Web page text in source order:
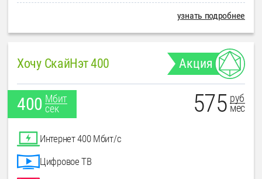
узнать подробнее
Хочу СкайНэт 400 Акция
400 Мбит
сек
575 руб
мес
Интернет 400 Мбит/с
Цифровое ТВ